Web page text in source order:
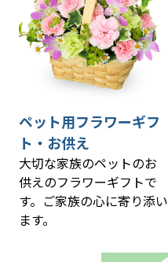
ペット用フラワーギフ
ト・お供え
大切な家族のペットのお
供えのフラワーギフトで
す。ご家族の心に寄り添い
ます。